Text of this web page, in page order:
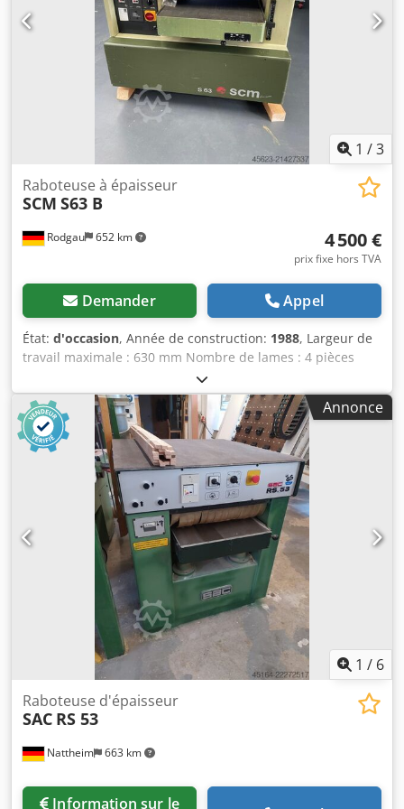
1 /3
Rodgau 652 km
Raboteuse à épaisseur
SCM S63 B
4 500 €
prix fixe hors TVA
Demander Appel
État: d'occasion, Année de construction: 1988, Largeur de
travail maximale : 630 mm Nombre de lames : 4 pièces
Arbre à lames : Arbre à lames Tersa Frein moteur : Oui
Hauteur maximale de rabotage : 240 mm Hauteur
minimale de rabotage : 3 mm Épaisseur maximale enlevée
: 8 mm Réglage de la table de rabotage :
électrique/manuel et réglage fin Affichage de l’épaisseur :
passage à un affichage numérique Vitesse d’avance fixe :
6/18 m/min Broches de la table de rabotage : 1 grande
Rouleaux d’alimentation : acier denté Rouleaux d’extraction
: acier Amortissement du bruit : Oui Poids approximatif : 1
000 kg Puissance du moteur : 5,5 kW Diamètre de la buse
d’aspiration : 150 mm Lieu de stockage : Chsdpfeyq Sflex
Annonce
1 / 6
Nattheim 663 km
Raboteuse d'épaisseur
SAC RS 53